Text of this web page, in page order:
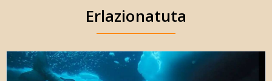
Erlazionatuta